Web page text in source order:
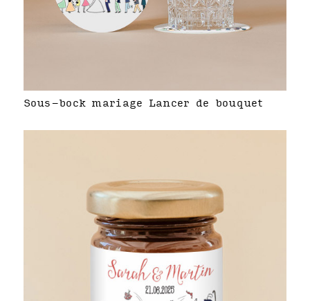
Sous-bock mariage Lancer de bouquet